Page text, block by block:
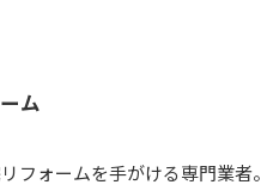
ム
フォームを手がける専門業者。